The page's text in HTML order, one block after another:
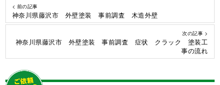
< 前の記事
神奈川県藤沢市 外壁塗装 事前調査 木造外壁
次の記事 >
神奈川県藤沢市 外壁塗装 事前調査 症状 クラック 塗装工
事の流れ